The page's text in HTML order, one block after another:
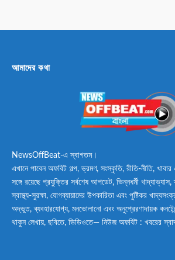
আমাদের কথা
NewsOffBeat-এ স্বাগতম।
এখানে পাবেন অফবিট গল্প, ভ্রমণ, সংস্কৃতি, রীতি-নীতি, খাবার
সঙ্গে রয়েছে প্রযুক্তির সর্বশেষ আপডেট, ভিন্নধর্মী
স্বাস্থ্য-সুরক্ষা, যোগব্যায়ামের উপকারিতা এবং পুষ্টিকর
অদ্ভুত, ব্যবহারযোগ্য, মনভোলানো এবং অনুপ্রেরণাদায়ক
থাকুন লেখায়, ছবিতে, ভিডিওতে— নিউজ অফবিট : খবরের